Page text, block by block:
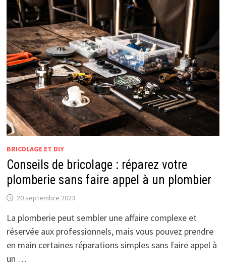
BRICOLAGE ET DIY
Conseils de bricolage : réparez votre
plomberie sans faire appel à un plombier
20 septembre 2023
La plomberie peut sembler une affaire complexe et
réservée aux professionnels, mais vous pouvez prendre
en main certaines réparations simples sans faire appel à
un …